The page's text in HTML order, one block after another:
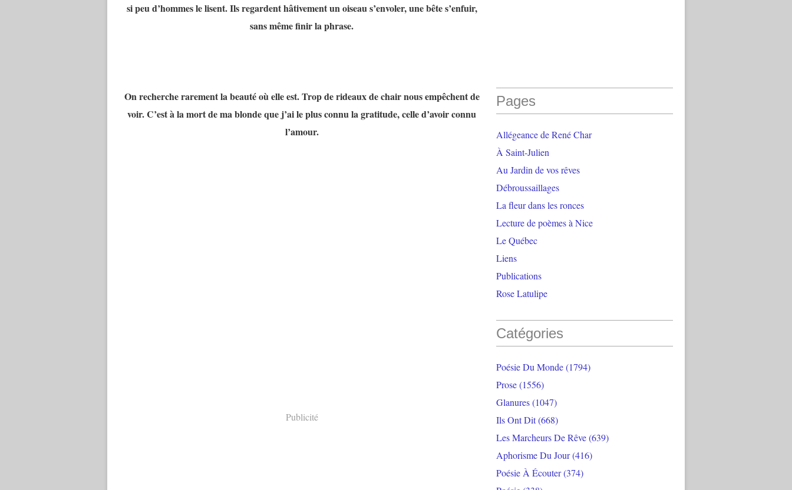
si peu d’hommes le lisent. Ils regardent hâtivement un oiseau s’envoler, une bête s’enfuir,
sans même finir la phrase.
On recherche rarement la beauté où elle est. Trop de rideaux de chair nous empêchent de
voir. C’est à la mort de ma blonde que j’ai le plus connu la gratitude, celle d’avoir connu
l’amour.
Publicité
Pages
Allégeance de René Char
À Saint-Julien
Au Jardin de vos rêves
Débroussaillages
La fleur dans les ronces
Lecture de poèmes à Nice
Le Québec
Liens
Publications
Rose Latulipe
Catégories
Poésie Du Monde(1794)
Prose(1556)
Glanures(1047)
Ils Ont Dit(668)
Les Marcheurs De Rêve(639)
Aphorisme Du Jour(416)
Poésie À Écouter(374)